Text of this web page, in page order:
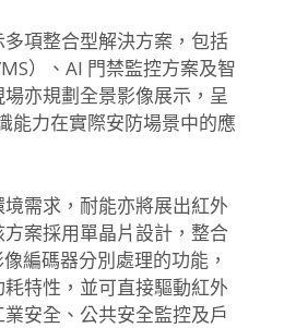
項整合型解決方案，包括
）、AI 門禁監控方案及智
亦規劃全景影像展示，呈
能力在實際安防場景中的應
需求，耐能亦將展出紅外
案採用單晶片設計，整合
編碼器分別處理的功能，
特性，並可直接驅動紅外
安全、公共安全監控及戶